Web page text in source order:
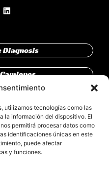
utilizamos tecnologías como las
la información del dispositivo. El
permitirá procesar datos como
identificaciones únicas en este
puede afectar
y funciones.
Diagnosis